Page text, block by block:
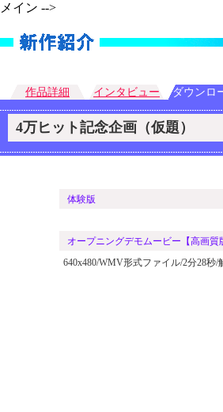
メイン -->
作品詳細 インタビュー ダウンロ
4万ヒット記念企画（仮題）
体験版
オープニングデモムービー【高画質
640x480/WMV形式ファイル/2分28秒